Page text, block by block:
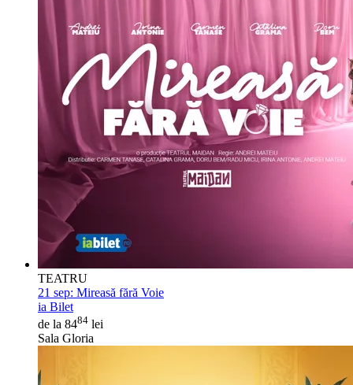
TEATRU
21 sep: Mireasă fără Voie
ia Bilet
de la 8484 lei
Sala Gloria